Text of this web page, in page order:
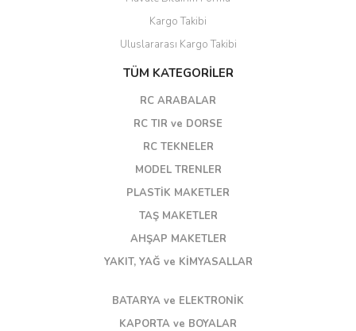
Kargo Takibi
Uluslararası Kargo Takibi
TÜM KATEGORİLER
RC ARABALAR
RC TIR ve DORSE
RC TEKNELER
MODEL TRENLER
PLASTİK MAKETLER
TAŞ MAKETLER
AHŞAP MAKETLER
YAKIT, YAĞ ve KİMYASALLAR
BATARYA ve ELEKTRONİK
KAPORTA ve BOYALAR